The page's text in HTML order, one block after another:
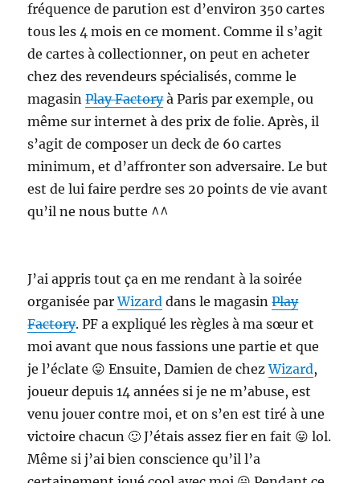
fréquence de parution est d’environ 350 cartes
tous les 4 mois en ce moment. Comme il s’agit
de cartes à collectionner, on peut en acheter
chez des revendeurs spécialisés, comme le
magasinPlay Factoryà Paris par exemple, ou
même sur internet à des prix de folie. Après, il
s’agit de composer un deck de 60 cartes
minimum, et d’affronter son adversaire. Le but
est de lui faire perdre ses 20 points de vie avant
qu’il ne nous butte ^^
J’ai appris tout ça en me rendant à la soirée
organisée parWizard dans le magasinPlay
Factory. PF a expliqué les règles à ma sœur et
moi avant que nous fassions une partie et que
je l’éclate 😛 Ensuite, Damien de chezWizard,
joueur depuis 14 années si je ne m’abuse, est
venu jouer contre moi, et on s’en est tiré à une
victoire chacun 🙂 J’étais assez fier en fait 😛 lol.
Même si j’ai bien conscience qu’il l’a